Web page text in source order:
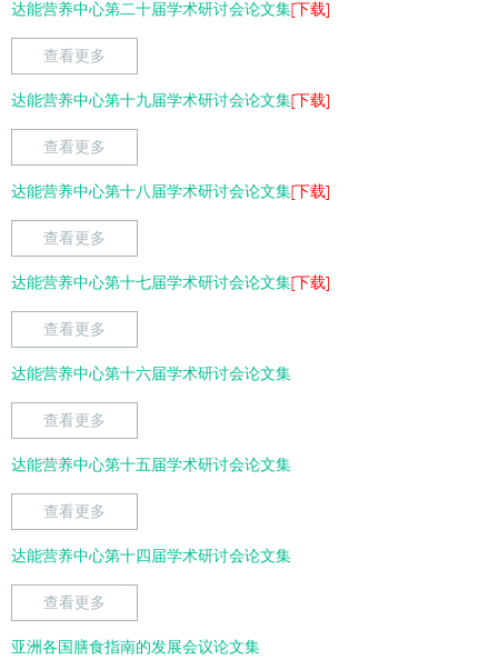
达能营养中心第二十届学术研讨会论文集[下载]
查看更多
达能营养中心第十九届学术研讨会论文集[下载]
查看更多
达能营养中心第十八届学术研讨会论文集[下载]
查看更多
达能营养中心第十七届学术研讨会论文集[下载]
查看更多
达能营养中心第十六届学术研讨会论文集
查看更多
达能营养中心第十五届学术研讨会论文集
查看更多
达能营养中心第十四届学术研讨会论文集
查看更多
亚洲各国膳食指南的发展会议论文集